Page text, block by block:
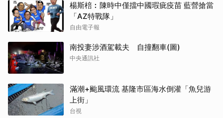
楊斯棓︰陳時中僅擋中國瑕疵疫苗 藍營搶當
「AZ特戰隊」
自由電子報
南投妻涉酒駕載夫 自撞翻車(圖)
中央通訊社
滿潮+颱風環流 基隆市區海水倒灌「魚兒游
上街」
台視